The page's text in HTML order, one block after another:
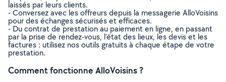
laissés par leurs clients.
- Conversez avec les offreurs depuis la messagerie AlloVoisins
pour des échanges sécurisés et efficaces.
- Du contrat de prestation au paiement en ligne, en passant
par la prise de rendez-vous, l’état des lieux, les devis et les
factures : utilisez nos outils gratuits à chaque étape de votre
prestation.
Comment fonctionne AlloVoisins ?